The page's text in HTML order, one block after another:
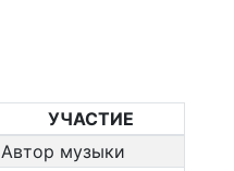
УЧАСТИЕ
Автор музыки